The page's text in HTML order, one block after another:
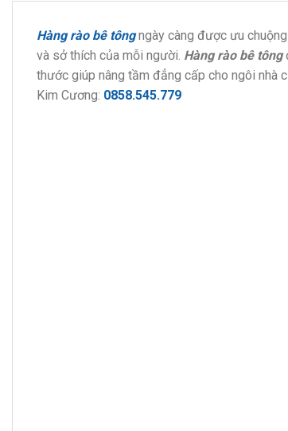
Hàng rào bê tôngngày càng được ưu
và sở thích của mỗi người. Hàng rào bê tông
thước giúp nâng tầm đẳng cấp cho ngôi nhà
Kim Cương: 0858.545.779